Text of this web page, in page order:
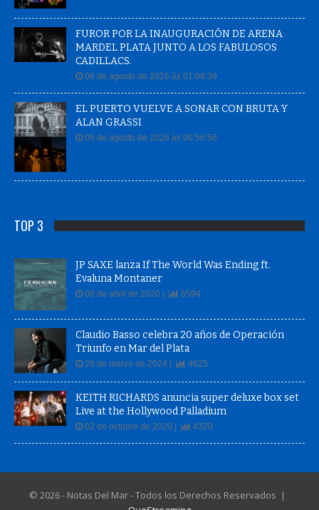
FUROR POR LA INAUGURACIÓN DE ARENA
MARDEL PLATA JUNTO A LOS FABULOSOS
CADILLACS.
06 de agosto de 2026 às 01:08:39
EL PUERTO VUELVE A SONAR CON BRUTA Y
ALAN GRASSI
06 de agosto de 2026 às 00:56:58
TOP 3
JP SAXE lanza If The World Was Ending ft.
Evaluna Montaner
08 de abril de 2020 | 5594
Claudio Basso celebra 20 años de Operación
Triunfo en Mar del Plata
26 de marzo de 2024 | 4625
KEITH RICHARDS anuncia super deluxe box set
Live at the Hollywood Palladium
02 de octubre de 2020 | 4320
© 2026 - Notas Del Mar - Todos los Derechos Reservados |